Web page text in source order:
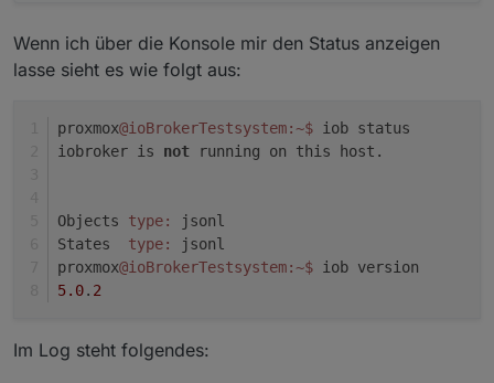
Wenn ich über die Konsole mir den Status anzeigen
lasse sieht es wie folgt aus:
proxmox@ioBrokerTestsystem:~$
iob status
iobroker is not running on this host.
Objects type:
jsonl
States type:
jsonl
proxmox@ioBrokerTestsystem:~$
iob version
5.0. 2
Im Log steht folgendes: